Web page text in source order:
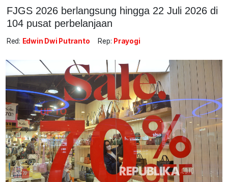
FJGS 2026 berlangsung hingga 22 Juli 2026 di
104 pusat perbelanjaan
Red: Edwin Dwi Putranto Rep: Prayogi